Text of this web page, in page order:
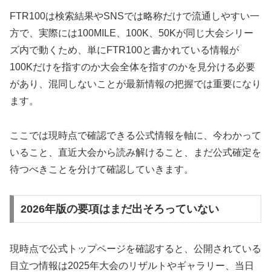
FTR100は検索結果やSNSでは略称だけで流通しやすい一
方で、実際には100MILE、100K、50Kが同じ大会シリー
ズ内で動くため、単にFTR100と書かれている情報が
100Kだけを指すのか大会全体を指すのかを見分ける必要
があり、混同しないことが最新情報の把握では重要になり
ます。
ここでは現時点で確認できる公式情報を軸に、今わかって
いること、直近大会から読み解けること、まだ公式確定を
待つべきことを分けて確認していきます。
2026年版の要項はまだ出そろっていない
現時点で公式トップページを確認すると、公開されている
目立つ情報は2025年大会のリザルトやギャラリー、当日